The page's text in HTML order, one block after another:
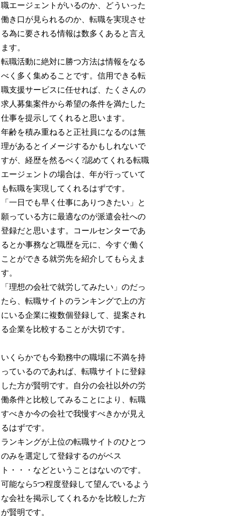
職エージェントがいるのか、どういった
働き口が見られるのか、転職を実現させ
る為に要される情報は数多くあると言え
ます。
転職活動に絶対に勝つ方法は情報をなる
べく多く集めることです。信用できる転
職支援サービスに任せれば、たくさんの
求人募集案件から希望の条件を満たした
仕事を提示してくれると思います。
年齢を積み重ねると正社員になるのは無
理があるとイメージするかもしれないで
すが、経歴を然るべく?認めてくれる転職
エージェントの場合は、年が行っていて
も転職を実現してくれるはずです。
「一日でも早く仕事にありつきたい」と
願っている方に最適なのが派遣会社への
登録だと思います。コールセンターであ
るとか事務など職歴を元に、今すぐ働く
ことができる就労先を紹介してもらえま
す。
「理想の会社で就労してみたい」のだっ
たら、転職サイトのランキングで上の方
にいる企業に複数個登録して、提案され
る企業を比較することが大切です。
いくらかでも今勤務中の職場に不満を持
っているのであれば、転職サイトに登録
した方が賢明です。自分の会社以外の労
働条件と比較してみることにより、転職
すべきか今の会社で我慢すべきかが見え
るはずです。
ランキングが上位の転職サイトのひとつ
のみを選定して登録するのがベス
ト・・・などということはないのです。
可能なら5つ程度登録して望んでいるよう
な会社を掲示してくれるかを比較した方
が賢明です。